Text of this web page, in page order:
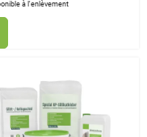
à l'enlèvement